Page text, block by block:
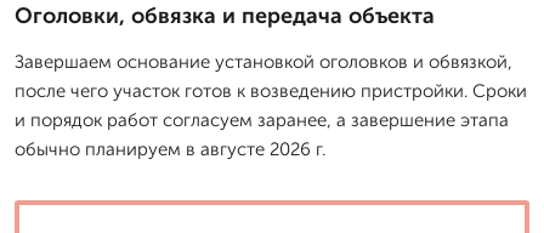
Оголовки, обвязка и передача объекта
Завершаем основание установкой оголовков и обвязкой,
после чего участок готов к возведению пристройки. Сроки
и порядок работ согласуем заранее, а завершение этапа
обычно планируем в августе 2026 г.